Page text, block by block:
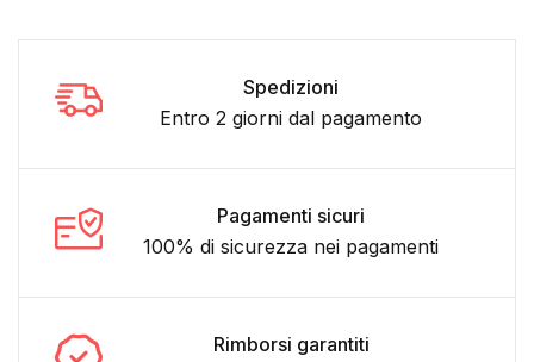
Spedizioni
Entro 2 giorni dal pagamento
Pagamenti sicuri
100% di sicurezza nei pagamenti
Rimborsi garantiti